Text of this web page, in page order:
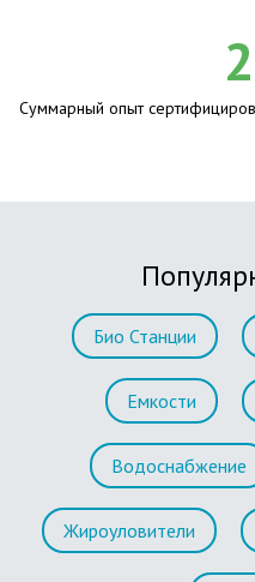
Суммарный опыт
Био Станции
Емкости
Водоснабжение
Жироуловители